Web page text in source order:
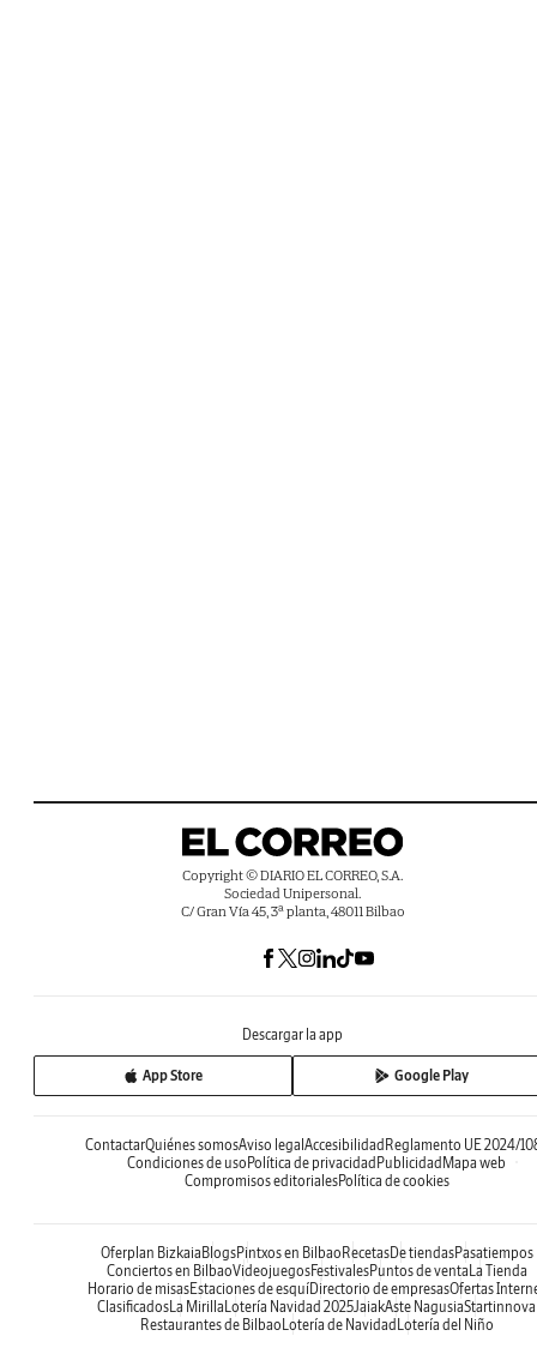
Copyright © DIARIO EL CORREO, S.A.
Sociedad Unipersonal.
C/ Gran Vía 45, 3ª planta, 48011 Bilbao
Descargar la app
App Store Google Play
ContactarQuiénes somosAviso legal Accesibilidad Reglamento UE 2024/
Condiciones de uso Política de privacidad Publicidad Mapa web
Compromisos editorialesPolítica de cookies
Oferplan Bizkaia BlogsPintxos en Bilbao RecetasDe tiendasPasatiempos
Conciertos en BilbaoVideojuegosFestivalesPuntos de venta La Tienda
Horario de misasEstaciones de esquíDirectorio de empresasOfertas
Clasificados La Mirilla Lotería Navidad 2025JaiakAste NagusiaStartinnova
Restaurantes de Bilbao Lotería de Navidad Lotería del Niño